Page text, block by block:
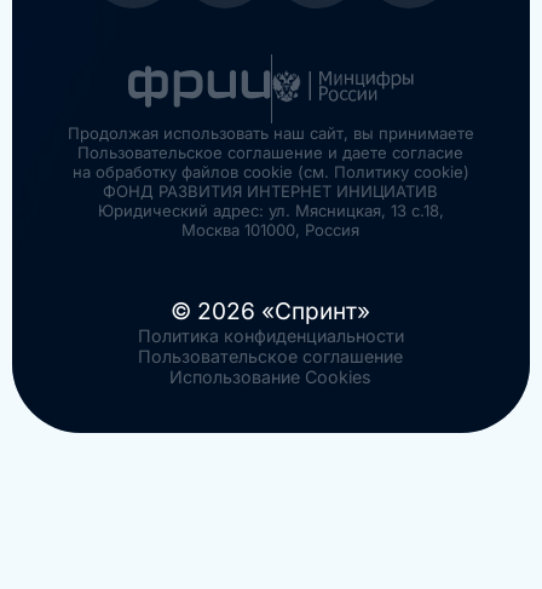
Продолжая использовать наш сайт, вы принимаете
Пользовательское соглашение и даете согласие
на обработку файлов cookie (см. Политику cookie)
ФОНД РАЗВИТИЯ ИНТЕРНЕТ ИНИЦИАТИВ
Юридический адрес: ул. Мясницкая, 13 с.18,
Москва 101000, Россия
© 2026 «Спринт»
Политика конфиденциальности
Пользовательское соглашение
Использование Cookies